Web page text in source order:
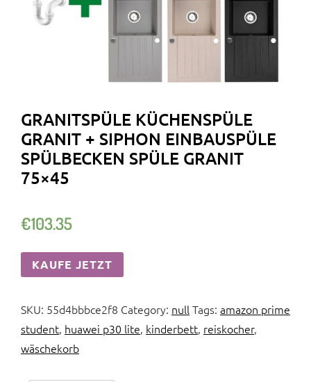
GRANITSPÜLE KÜCHENSPÜLE
GRANIT + SIPHON EINBAUSPÜLE
SPÜLBECKEN SPÜLE GRANIT
75×45
€103.35
KAUFE JETZT
SKU: 55d4bbbce2f8 Category: null Tags: amazon prime
student, huawei p30 lite, kinderbett, reiskocher,
wäschekorb